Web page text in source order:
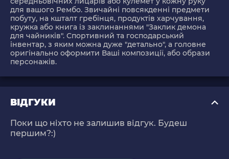
для вашого Рембо. Звичайні повсякденні предмети
побуту, на кшталт гребінця, продуктів харчування,
кружка або книга із заклинаннями "Заклик демона
для чайників". Спортивний та господарський
інвентар, з яким можна дуже "детально", а головне
оригінально оформити Ваші композиції, або образи
персонажів.
ВІДГУКИ
Поки що ніхто не залишив відгук. Будеш
першим?:)